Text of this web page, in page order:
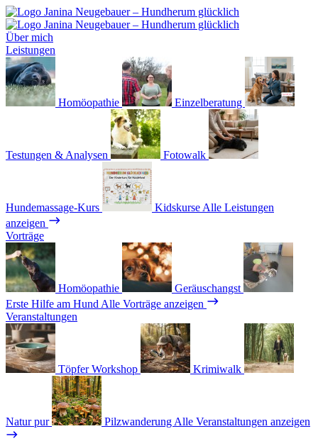
Über mich
Leistungen
Homöopathie Einzelberatung
Testungen & Analysen Fotowalk
Hundemassage-Kurs Kidskurse Alle Leistungen
anzeigen
Vorträge
Homöopathie
Geräuschangst
Erste Hilfe am Hund Alle Vorträge anzeigen
Veranstaltungen
Töpfer Workshop Krimiwalk
Natur pur Pilzwanderung Alle Veranstaltungen anzeigen